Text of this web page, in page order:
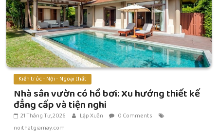
Kiến trúc - Nội - Ngoại thất
Nhà sân vườn có hồ bơi: Xu hướng thiết kế
đẳng cấp và tiện nghi
21 Tháng Tư, 2026 Lập Xuân
0 Comments
noithatgiamay.com